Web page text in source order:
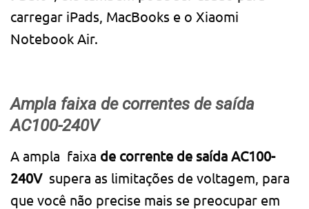
carregar iPads, MacBooks e o Xiaomi
Notebook Air.
Ampla faixa de correntes de saída
AC100-240V
A ampla faixa de corrente de saída AC100-
240V supera as limitações de voltagem, para
que você não precise mais se preocupar em